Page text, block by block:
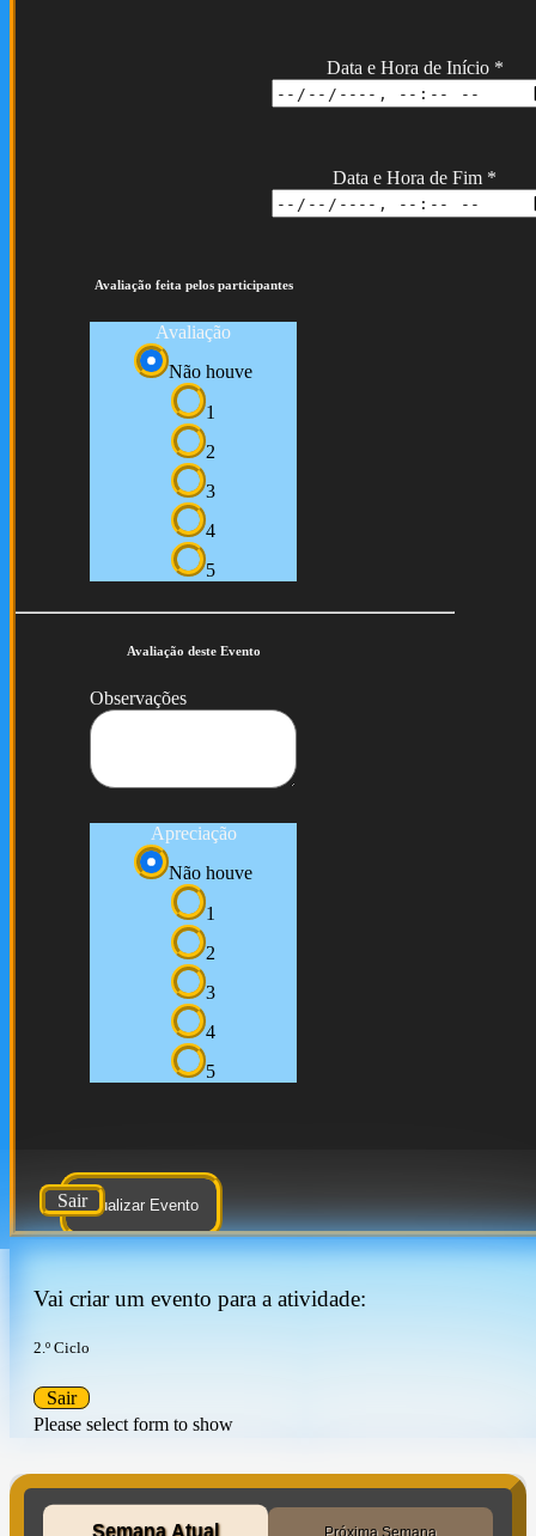
Data e Hora de Início *
Data e Hora de Fim *
Avaliação feita pelos participantes
Avaliação
Não houve
1
2
3
4
5
Avaliação deste Evento
Observações
Apreciação
Não houve
1
2
3
4
5
Atualizar Evento
Sair
Vai criar um evento para a atividade:
2.º Ciclo
Please select form to show
Sair